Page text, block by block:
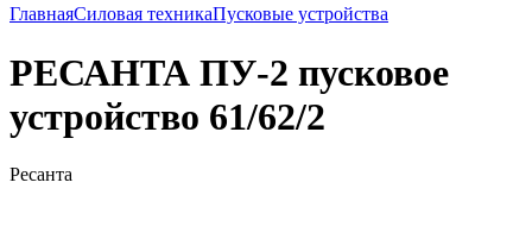
ГлавнаяСиловая техникаПусковые устройства
РЕСАНТА ПУ-2 пусковое
устройство 61/62/2
Ресанта